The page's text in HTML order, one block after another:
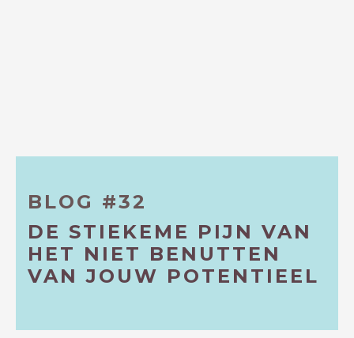
BLOG #32
DE STIEKEME PIJN VAN
HET NIET BENUTTEN
VAN JOUW POTENTIEEL